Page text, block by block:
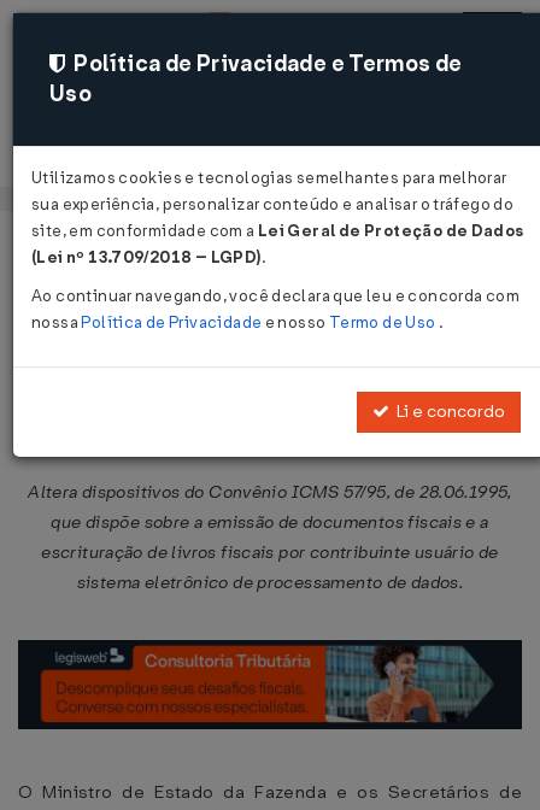
Acessar
Página Inicial Legislações
Convênio ICMS nº 55 de
Altera dispositivos do Convênio ICMS 57/95, de 28.06.1995,
que dispõe sobre a emissão de documentos fiscais e a
escrituração de livros fiscais por contribuinte usuário de
sistema eletrônico de processamento de dados.
O Ministro de Estado da Fazenda e os Secretários de
Política de Privacidade e Termos de
Uso
Utilizamos cookies e tecnologias semelhantes para melhorar
sua experiência, personalizar conteúdo e analisar o tráfego do
site, em conformidade com a Lei Geral de Proteção de Dados
(Lei nº 13.709/2018 – LGPD).
Ao continuar navegando, você declara que leu e concorda com
nossaPolítica de Privacidade e nosso Termo de Uso .
Li e concordo